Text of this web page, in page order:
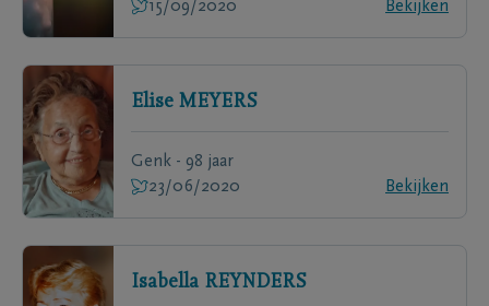
15/09/2020
Bekijken
Elise MEYERS
Genk - 98 jaar
23/06/2020
Bekijken
Isabella REYNDERS